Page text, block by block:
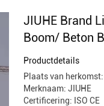
JIUHE Brand
Boom/ Beton
Productdetails
Plaats van
Merknaam: JIUHE
Certificering: ISO CE